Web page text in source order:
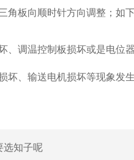
角板向顺时针方向调整；如
、调温控制板损坏或是电
坏、输送电机损坏等现象发
选知子呢